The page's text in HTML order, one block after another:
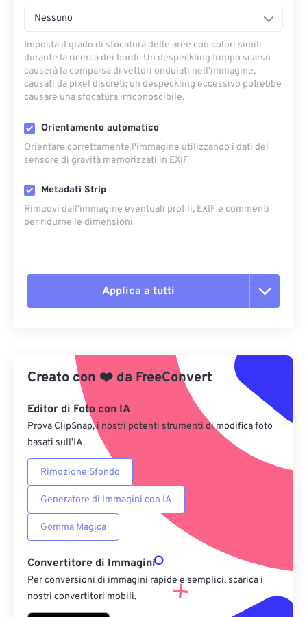
Nessuno
Imposta il grado di sfocatura delle aree con colori simili
durante la ricerca dei bordi. Un despeckling troppo scarso
causerà la comparsa di vettori ondulati nell'immagine,
causati da pixel discreti; un despeckling eccessivo potrebbe
causare una sfocatura irriconoscibile.
Orientamento automatico
Orientare correttamente l'immagine utilizzando i dati del
sensore di gravità memorizzati in EXIF
Metadati Strip
Rimuovi dall'immagine eventuali profili, EXIF ​​e commenti
per ridurne le dimensioni
Applica a tutti
Applica da preimpostazione
Salva come predefinito
Creato con ❤️ da FreeConvert
Editor di Foto con IA
Prova ClipSnap, i nostri potenti strumenti di modifica foto
basati sull’IA.
Rimozione Sfondo
Generatore di Immagini con IA
Gomma Magica
Convertitore di Immagini
Per conversioni di immagini rapide e semplici, scarica i
nostri convertitori mobili.